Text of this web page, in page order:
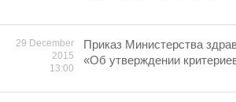
29 December
2015
13:00
Приказ Министерства
«Об утверждении